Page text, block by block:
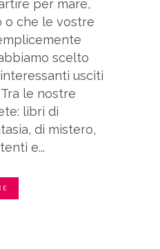
per mare,
o che le vostre
scelto
usciti
le nostre
libri di
di mistero,
e...